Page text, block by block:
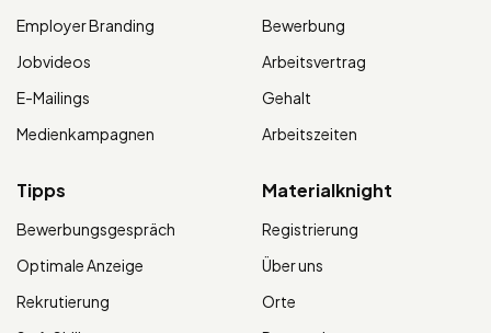
Employer Branding
Jobvideos
E-Mailings
Medienkampagnen
Bewerbung
Arbeitsvertrag
Gehalt
Arbeitszeiten
Tipps
Bewerbungsgespräch
Optimale Anzeige
Rekrutierung
Materialknight
Registrierung
Über uns
Orte